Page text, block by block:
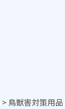
> 鳥獣害対策用品